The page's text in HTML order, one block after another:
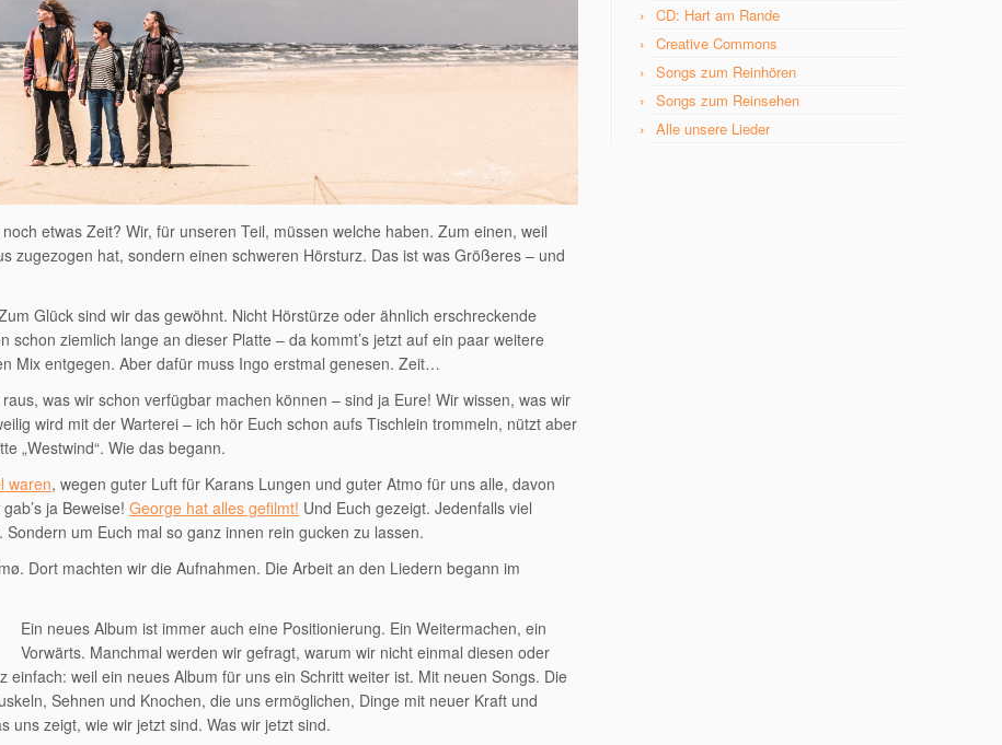
etwas Zeit? Wir, für unseren Teil, müssen welche haben. Zum einen, weil
zugezogen hat, sondern einen schweren Hörsturz. Das ist was Größeres – und
Glück sind wir das gewöhnt. Nicht Hörstürze oder ähnlich erschreckende
ziemlich lange an dieser Platte – da kommt’s jetzt auf ein paar weitere
Mix entgegen. Aber dafür muss Ingo erstmal genesen. Zeit…
was wir schon verfügbar machen können – sind ja Eure! Wir wissen, was wir
wird mit der Warterei – ich hör Euch schon aufs Tischlein trommeln, nützt aber
„Westwind“. Wie das begann.
waren, wegen guter Luft für Karans Lungen und guter Atmo für uns alle, davon
ja Beweise! George hat alles gefilmt! Und Euch gezeigt. Jedenfalls viel
um Euch mal so ganz innen rein gucken zu lassen.
Dort machten wir die Aufnahmen. Die Arbeit an den Liedern begann im
Ein neues Album ist immer auch eine Positionierung. Ein Weitermachen, ein
Vorwärts. Manchmal werden wir gefragt, warum wir nicht einmal diesen oder
einfach: weil ein neues Album für uns ein Schritt weiter ist. Mit neuen Songs. Die
Sehnen und Knochen, die uns ermöglichen, Dinge mit neuer Kraft und
uns zeigt, wie wir jetzt sind. Was wir jetzt sind.
CD: Hart am Rande
Creative Commons
Songs zum Reinhören
Songs zum Reinsehen
Alle unsere Lieder